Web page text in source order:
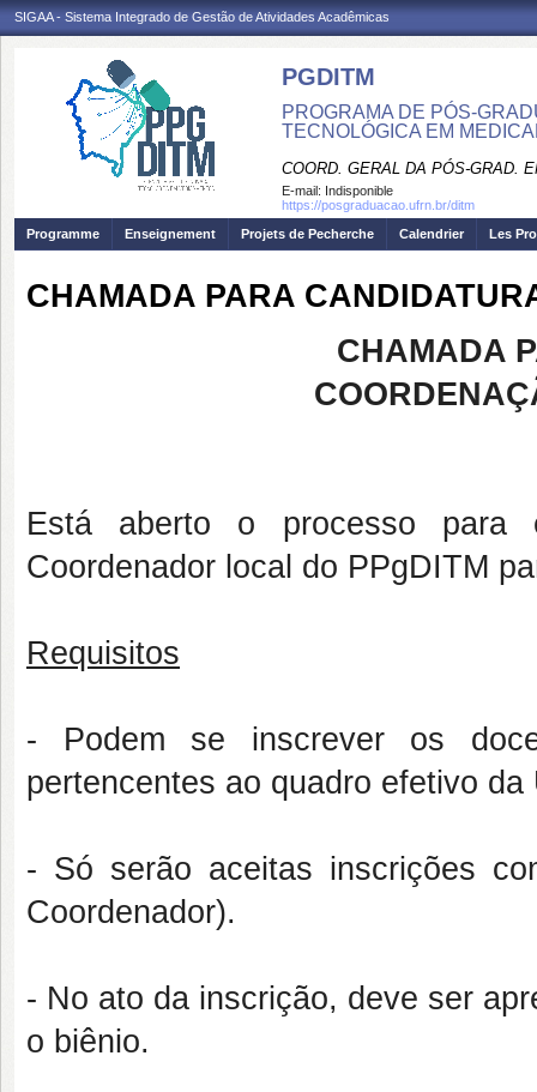
SIGAA - Sistema Integrado de Gestão de Atividades Acadêmicas
PGDITM
PROGRAMA DE PÓS-
TECNOLÓGICA EM
COORD. GERAL DA PÓS-GRAD.
E-mail: Indisponible
https://posgraduacao.ufrn.br/ditm
Programme
Enseignement Projets de Pecherche Calendrier Les
CHAMADA PARA
CHAMADA
Está aberto o processo para
Coordenador local do PPgDITM
Requisitos
- Podem se inscrever os
pertencentes ao quadro efetivo da
- Só serão aceitas inscrições
Coordenador).
- No ato da inscrição, deve ser
o biênio.